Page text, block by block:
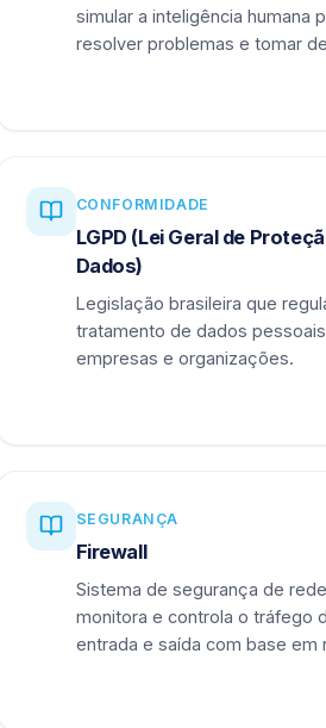
simular a inteligência humana
resolver problemas e tomar
CONFORMIDADE
LGPD (Lei Geral de
Dados)
Legislação brasileira que
tratamento de dados
empresas e organizações.
SEGURANÇA
Firewall
Sistema de segurança de
monitora e controla o tráfego
entrada e saída com base em